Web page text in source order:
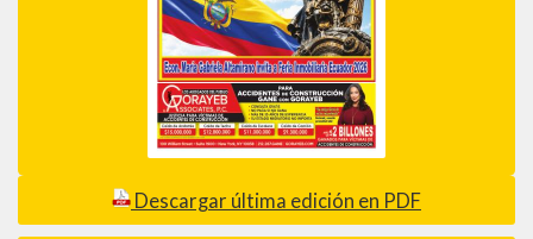
Descargar última edición en PDF